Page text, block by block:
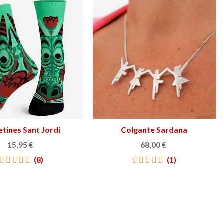
Ver más
Sant Jordi
15,95 €
(8)
Ver más
Colgante Sardana
68,00 €
(1)